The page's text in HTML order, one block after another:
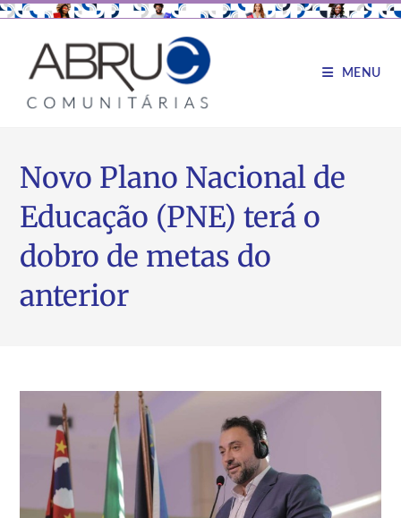
MENU
Novo Plano Nacional de
Educação (PNE) terá o
dobro de metas do
anterior